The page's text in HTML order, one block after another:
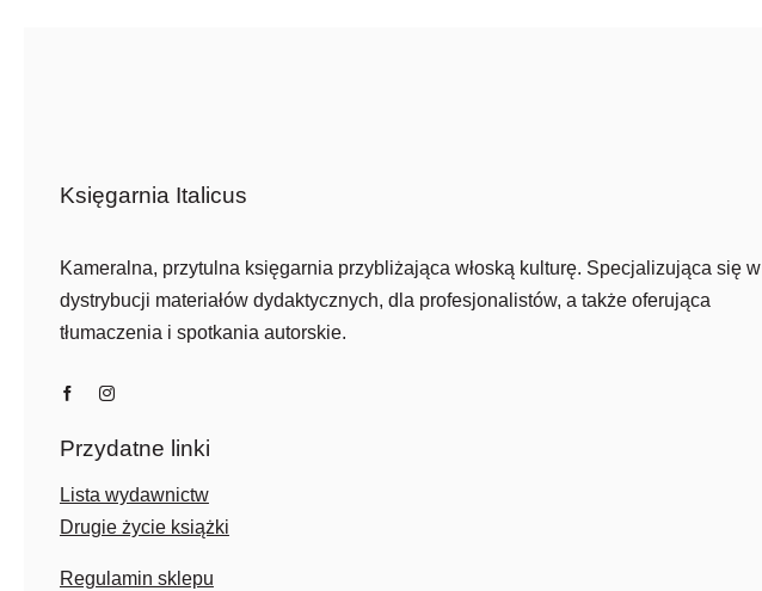
Księgarnia Italicus
Kameralna, przytulna księgarnia przybliżająca włoską kulturę. Specjalizująca się w
dystrybucji materiałów dydaktycznych, dla profesjonalistów, a także oferująca
tłumaczenia i spotkania autorskie.
Przydatne linki
Lista wydawnictw
Drugie życie książki
Regulamin sklepu